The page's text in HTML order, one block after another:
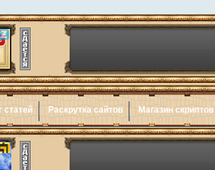
статей Раскрутка сайтов Магазин скриптов